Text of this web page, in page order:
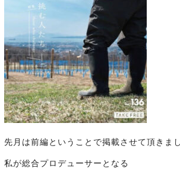
先月は前編ということで掲載させて頂きま
私が総合プロデューサーとなる